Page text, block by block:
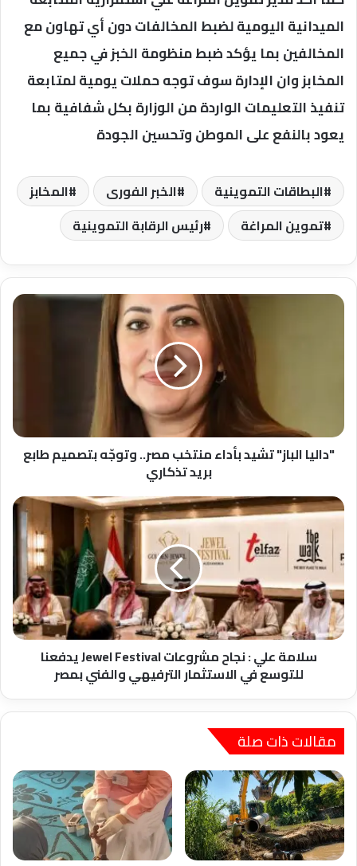
الميدانية اليومية لضبط المخالفات دون أي تهاون مع
المخالفين بما يؤكد ضبط منظومة الخبز في جميع
المخابز وان الإدارة سوف توجه حملات يومية لمتابعة
تنفيذ التعليمات الواردة من الوزارة بكل شفافية بما
يعود بالنفع على الموطن وتحسين الجودة
البطاقات التموينية الخبر الفورى
المخابز
تموين المراغة
رئيس الرقابة التموينية
"داليا
طابع
بريد"داليا الباز" تشيد بأداء منتخب مصر.. وتوجّه بتصميم طابع
بريد تذكاري
سلامة
علي
نجاح
مشروعات
Jewel
Festival
يدفعنا
للتوسع
والفني
سلامة علي : نجاح مشروعات Jewel Festival يدفعنا
للتوسع في الاستثمار الترفيهي والفني بمصر
مقالات ذات صلة